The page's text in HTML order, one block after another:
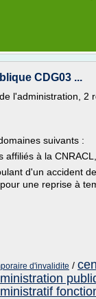
CDG03 ...
l'administration, 2
suivants :
à la CNRACL,
d'un accident
une reprise à
d'invalidite /